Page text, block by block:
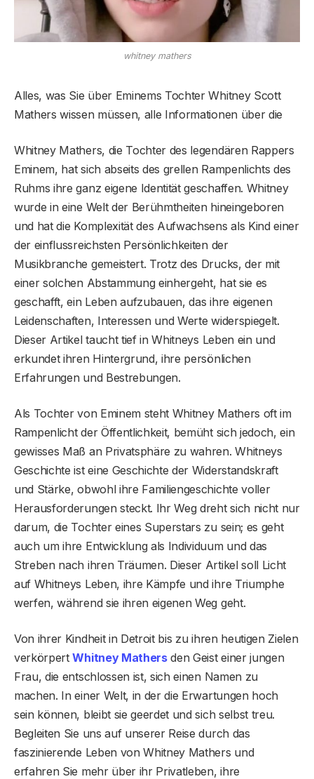
whitney mathers
Alles, was Sie über Eminems Tochter Whitney Scott
Mathers wissen müssen, alle Informationen über die
Whitney Mathers, die Tochter des legendären Rappers
Eminem, hat sich abseits des grellen Rampenlichts des
Ruhms ihre ganz eigene Identität geschaffen. Whitney
wurde in eine Welt der Berühmtheiten hineingeboren
und hat die Komplexität des Aufwachsens als Kind einer
der einflussreichsten Persönlichkeiten der
Musikbranche gemeistert. Trotz des Drucks, der mit
einer solchen Abstammung einhergeht, hat sie es
geschafft, ein Leben aufzubauen, das ihre eigenen
Leidenschaften, Interessen und Werte widerspiegelt.
Dieser Artikel taucht tief in Whitneys Leben ein und
erkundet ihren Hintergrund, ihre persönlichen
Erfahrungen und Bestrebungen.
Als Tochter von Eminem steht Whitney Mathers oft im
Rampenlicht der Öffentlichkeit, bemüht sich jedoch, ein
gewisses Maß an Privatsphäre zu wahren. Whitneys
Geschichte ist eine Geschichte der Widerstandskraft
und Stärke, obwohl ihre Familiengeschichte voller
Herausforderungen steckt. Ihr Weg dreht sich nicht nur
darum, die Tochter eines Superstars zu sein; es geht
auch um ihre Entwicklung als Individuum und das
Streben nach ihren Träumen. Dieser Artikel soll Licht
auf Whitneys Leben, ihre Kämpfe und ihre Triumphe
werfen, während sie ihren eigenen Weg geht.
Von ihrer Kindheit in Detroit bis zu ihren heutigen Zielen
verkörpertWhitney Mathersden Geist einer jungen
Frau, die entschlossen ist, sich einen Namen zu
machen. In einer Welt, in der die Erwartungen hoch
sein können, bleibt sie geerdet und sich selbst treu.
Begleiten Sie uns auf unserer Reise durch das
faszinierende Leben von Whitney Mathers und
erfahren Sie mehr über ihr Privatleben, ihre